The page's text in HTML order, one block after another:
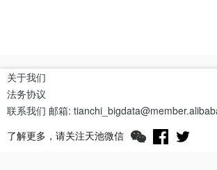
关于我们
法务协议
联系我们 邮箱:
了解更多，请关注天池微信